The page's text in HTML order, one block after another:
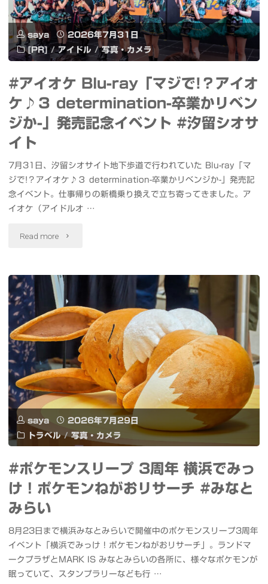
張
ビ
ー
花
火
ェ
ス
幕
張
花
火
#
花
火"
魚
の
の
つ"
saya
2026年7月31日
[PR] / アイドル / 写真・カメラ
#アイオケ Blu-ray「マジで!？アイオ
ケ♪３ determination-卒業かリベン
ジか-」発売記念イベント #汐留シオサ
イト
7月31日、汐留シオサイト地下歩道で行われていた Blu-ray「マ
ジで!？アイオケ♪３ determination-卒業かリベンジか-」発売記
念イベント。仕事帰りの新橋乗り換えで立ち寄ってきました。ア
イオケ（アイドルオ …
Read more "#
イ
オ
ケ
ray「マ
ジ
で!？
イ
♪
３
saya
2026年7月29日
トラベル / 写真・カメラ
#ポケモンスリープ 3周年 横浜でみっ
け！ポケモンねがおリサーチ #みなと
みらい
8月23日まで横浜みなとみらいで開催中のポケモンスリープ3周年
イベント「横浜でみっけ！ポケモンねがおリサーチ」。ランドマ
ークプラザとMARK IS みなとみらいの各所に、様々なポケモンが
眠っていて、スタンプラリーなども行 …